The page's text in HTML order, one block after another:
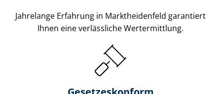
Jahrelange Erfahrung in Marktheidenfeld garantiert
Ihnen eine verlässliche Wertermittlung.